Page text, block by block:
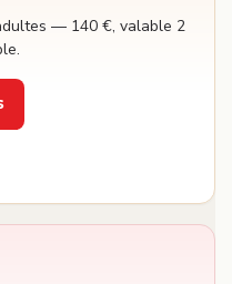
— 140 €, valable 2